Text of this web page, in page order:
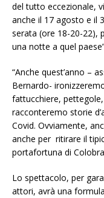
del tutto eccezionale,
anche il 17 agosto e il
serata (ore 18-20-22),
una notte a quel
“Anche quest’anno –
Bernardo-
fattucchiere,
racconteremo storie
Covid. Ovviamente,
anche per ritirare il
portafortuna di
Lo spettacolo, per
attori, avrà una